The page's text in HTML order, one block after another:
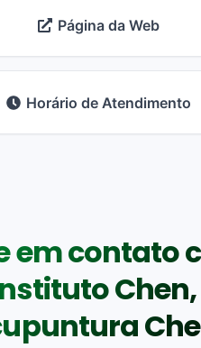
Página da Web
Horário de Atendimento
em contato
Chen,